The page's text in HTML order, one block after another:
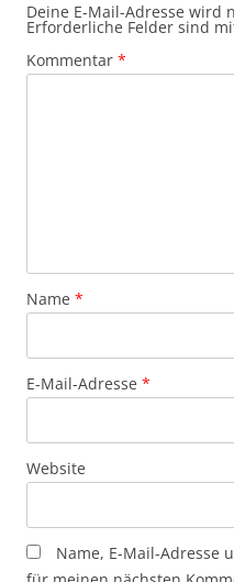
Deine E-Mail-Adresse wird
Erforderliche Felder sind
Kommentar *
Name *
E-Mail-Adresse *
Website
Name, E-Mail-Adresse